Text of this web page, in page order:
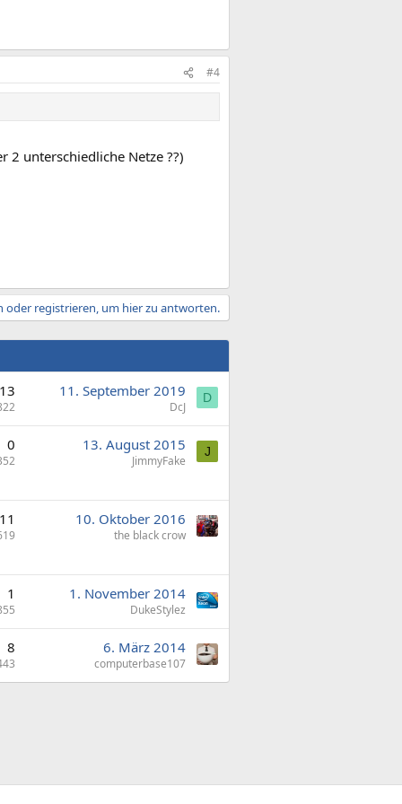
#4
2 unterschiedliche Netze ??)
oder registrieren, um hier zu antworten.
13 11. September 2019
DcJ
D
0 13. August 2015
JimmyFake
J
11 10. Oktober 2016
the black crow
1 1. November 2014
DukeStylez
8 6. März 2014
computerbase107